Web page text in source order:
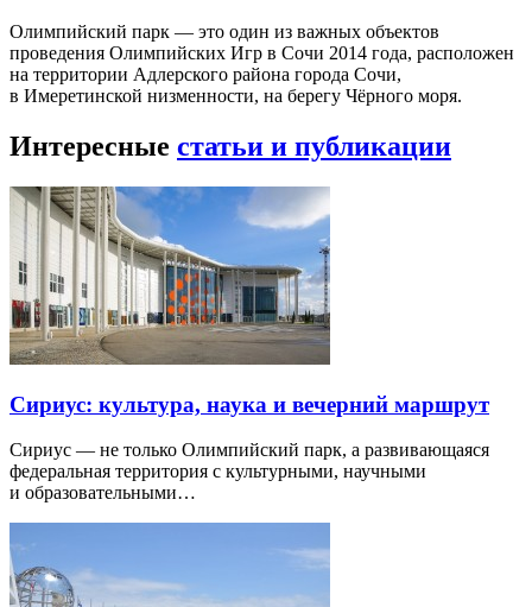
Олимпийский парк — это один из важных объектов
проведения Олимпийских Игр в Сочи 2014 года, расположен
на территории Адлерского района города Сочи,
в Имеретинской низменности, на берегу Чёрного моря.
Интересные статьи и публикации
Сириус: культура, наука и вечерний маршрут
Сириус — не только Олимпийский парк, а развивающаяся
федеральная территория с культурными, научными
и образовательными…